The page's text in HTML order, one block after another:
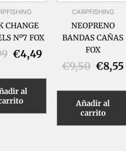
CHANGE
Nº7 FOX
€4,49
al
CARPFISHING
NEOPRENO
BANDAS CAÑAS
FOX
€9,50 €8,55
Añadir al
carrito